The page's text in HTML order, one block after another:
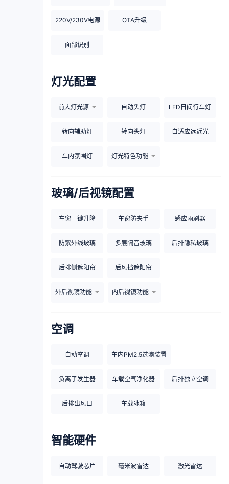
220V/230V电源 OTA升级
面部识别
灯光配置
前大灯光源 自动头灯 LED日间行车灯
转向辅助灯 转向头灯 自适应远近光
车内氛围灯 灯光特色功能
玻璃/后视镜配置
车窗一键升降 车窗防夹手 感应雨刷器
防紫外线玻璃 多层隔音玻璃 后排隐私玻璃
后排侧遮阳帘 后风挡遮阳帘
外后视镜功能 内后视镜功能
空调
自动空调 车内PM2.5过滤装置
负离子发生器 车载空气净化器 后排独立空调
后排出风口 车载冰箱
智能硬件
自动驾驶芯片 毫米波雷达 激光雷达